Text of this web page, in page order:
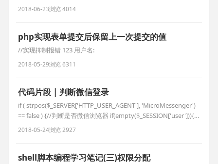
取的路径是index/user/index,,多出了个index $('.layui-nav-
tree').append(
2018-06-23浏览 4014
php实现表单提交后保留上一次提交的值
//实现抑制报错 123 用户名:
2018-05-29浏览 6311
代码片段 | 判断微信登录
if ( strpos($_SERVER['HTTP_USER_AGENT'], 'MicroMessenger')
== false ) {//判断是否微信浏览器 if(empty($_SESSION['user'])){
$this->redirect(__APP__ . '/member/login.html'); } }else { $refurl
2018-05-24浏览 2927
shell脚本编程学习笔记(三)权限分配